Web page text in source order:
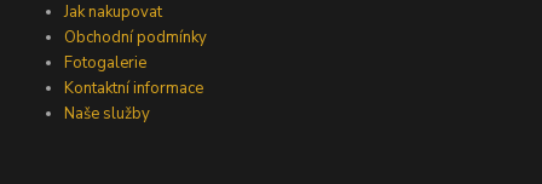
Jak nakupovat
Obchodní podmínky
Fotogalerie
Kontaktní informace
Naše služby